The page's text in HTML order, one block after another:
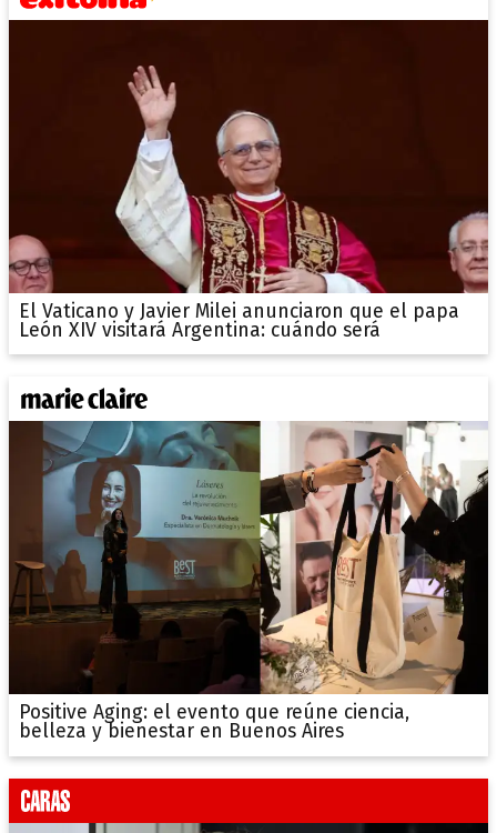
El Vaticano y Javier Milei anunciaron que el papa
León XIV visitará Argentina: cuándo será
Positive Aging: el evento que reúne ciencia,
belleza y bienestar en Buenos Aires